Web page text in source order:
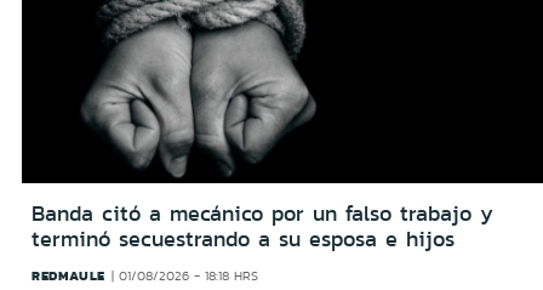
Banda citó a mecánico por un falso trabajo y
terminó secuestrando a su esposa e hijos
REDMAULE 01/08/2026 - 18:18 HRS